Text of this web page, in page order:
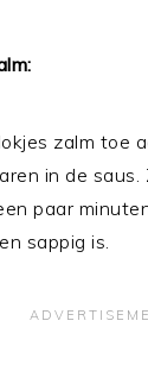
zalm toe
in de
paar
sappig is.